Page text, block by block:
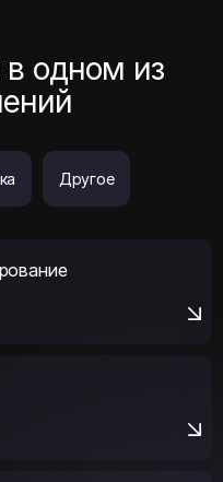
в одном из
Другое